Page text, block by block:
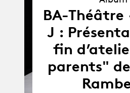
Album
BA-Théâtre
J :
fin
parents"